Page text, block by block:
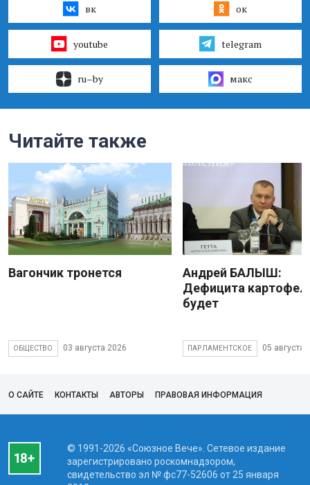
вк ок
youtube telegram
ru–by макс
Читайте также
Вагончик тронется
ОБЩЕСТВО 03 августа 2026
Андрей БАЛЫШ:
Дефицита
будет
ПАРЛАМЕНТСКОЕ 05 августа
О САЙТЕ КОНТАКТЫ АВТОРЫ ПРАВОВАЯ ИНФОРМАЦИЯ
© 1991-2026 «Союзное Вече». Сетевое издание
зарегистрировано роскомнадзором,
свидетельство эл № фc77-52606 от 25 января